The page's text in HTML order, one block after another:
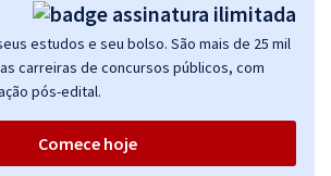
estudos e seu bolso. São mais de 25 mil
carreiras de concursos públicos, com
pós-edital.
Comece hoje